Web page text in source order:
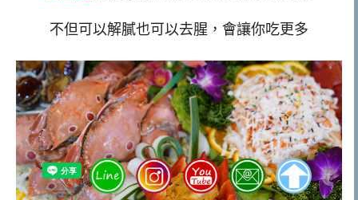
不但可以解膩也可以去腥，會讓你吃更多